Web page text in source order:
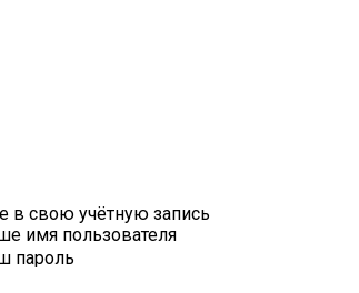
в свою учётную запись
имя пользователя
пароль